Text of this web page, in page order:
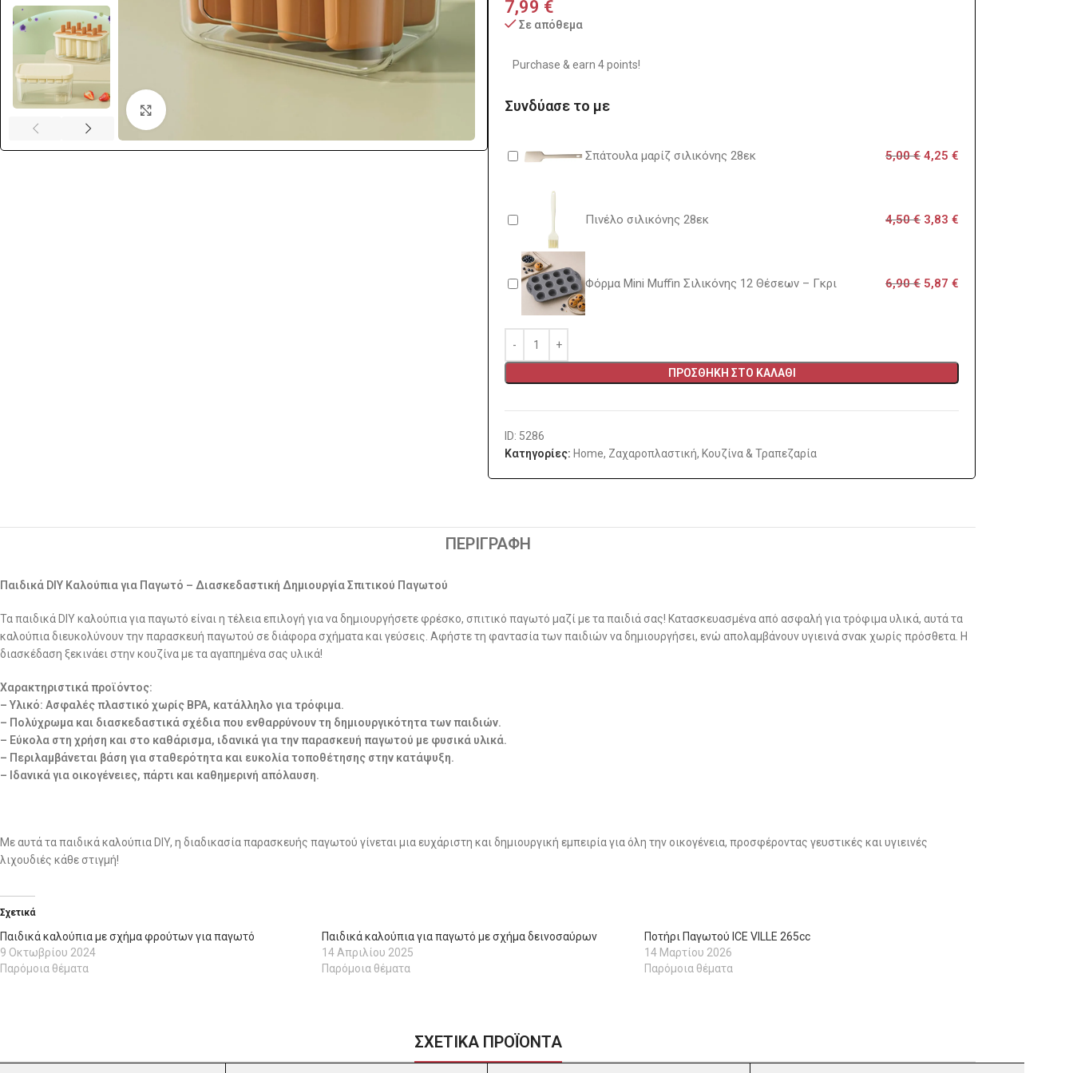
7,99 €
Σε απόθεμα
Purchase & earn 4 points!
Συνδύασε το με
Σπάτουλα μαρίζ σιλικόνης 28εκ 5,00€ 4,25 €
Πινέλο σιλικόνης 28εκ 4,50€ 3,83 €
Φόρμα Mini Muffin Σιλικόνης 12 Θέσεων – Γκρι 6,90€ 5,87 €
ΠΡΟΣΘΉΚΗ ΣΤΟ ΚΑΛΆΘΙ
ID: 5286
Κατηγορίες: Home, Ζαχαροπλαστική, Κουζίνα & Τραπεζαρία
ΠΕΡΙΓΡΑΦΉ
Παιδικά DIY Καλούπια για Παγωτό – Διασκεδαστική Δημιουργία Σπιτικού Παγωτού
Τα παιδικά DIY καλούπια για παγωτό είναι η τέλεια επιλογή για να δημιουργήσετε φρέσκο, σπιτικό παγωτό μαζί με τα παιδιά σας! Κατασκευασμένα από ασφαλή για τρόφιμα υλικά, αυτά τα
καλούπια διευκολύνουν την παρασκευή παγωτού σε διάφορα σχήματα και γεύσεις. Αφήστε τη φαντασία των παιδιών να δημιουργήσει, ενώ απολαμβάνουν υγιεινά σνακ χωρίς πρόσθετα. Η
διασκέδαση ξεκινάει στην κουζίνα με τα αγαπημένα σας υλικά!
Χαρακτηριστικά προϊόντος:
– Υλικό: Ασφαλές πλαστικό χωρίς BPA, κατάλληλο για τρόφιμα.
– Πολύχρωμα και διασκεδαστικά σχέδια που ενθαρρύνουν τη δημιουργικότητα των παιδιών.
– Εύκολα στη χρήση και στο καθάρισμα, ιδανικά για την παρασκευή παγωτού με φυσικά υλικά.
– Περιλαμβάνεται βάση για σταθερότητα και ευκολία τοποθέτησης στην κατάψυξη.
– Ιδανικά για οικογένειες, πάρτι και καθημερινή απόλαυση.
Με αυτά τα παιδικά καλούπια DIY, η διαδικασία παρασκευής παγωτού γίνεται μια ευχάριστη και δημιουργική εμπειρία για όλη την οικογένεια, προσφέροντας γευστικές και υγιεινές
λιχουδιές κάθε στιγμή!
Σχετικά
Παιδικά καλούπια με σχήμα φρούτων για παγωτό
9 Οκτωβρίου 2024
Παρόμοια θέματα
Παιδικά καλούπια για παγωτό με σχήμα δεινοσαύρων
14 Απριλίου 2025
Παρόμοια θέματα
Ποτήρι Παγωτού ICE VILLE 265cc
14 Μαρτίου 2026
Παρόμοια θέματα
ΣΧΕΤΙΚΑ ΠΡΟΪΟΝΤΑ